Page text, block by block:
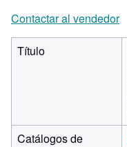
Contactar al vendedor
Título
Catálogos de